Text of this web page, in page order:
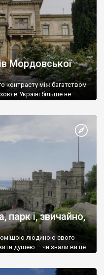
Мордовської
контрасту між багатством
в Україні більше не
парк і, звичайно,
людиною свого
душею – чи знали ви це